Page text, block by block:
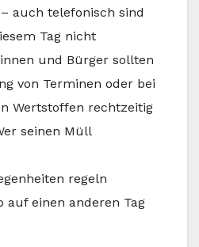
auch telefonisch sind
Tag nicht
und Bürger sollten
von Terminen oder bei
Wertstoffen rechtzeitig
seinen Müll
regeln
auf einen anderen Tag